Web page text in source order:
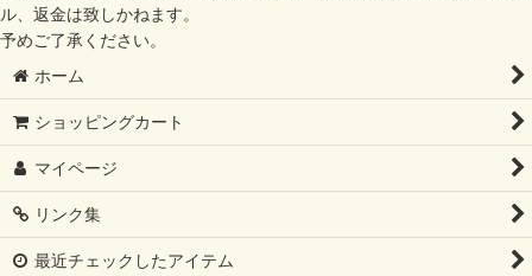
ル、返金は致しかねます。
予めご了承ください。
ホーム
ショッピングカート
マイページ
リンク集
最近チェックしたアイテム